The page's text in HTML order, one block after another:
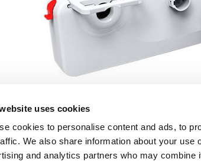
uses cookies
cookies to personalise content and ads, to
We also share information about your use
and analytics partners who may combine